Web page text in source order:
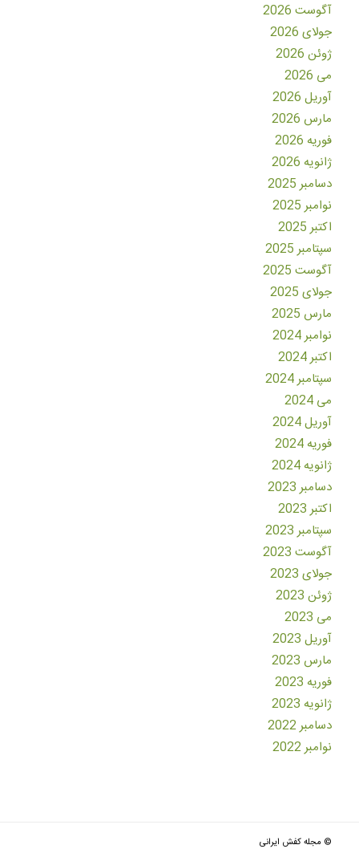
آگوست 2026
جولای 2026
ژوئن 2026
می 2026
آوریل 2026
مارس 2026
فوریه 2026
ژانویه 2026
دسامبر 2025
نوامبر 2025
اکتبر 2025
سپتامبر 2025
آگوست 2025
جولای 2025
مارس 2025
نوامبر 2024
اکتبر 2024
سپتامبر 2024
می 2024
آوریل 2024
فوریه 2024
ژانویه 2024
دسامبر 2023
اکتبر 2023
سپتامبر 2023
آگوست 2023
جولای 2023
ژوئن 2023
می 2023
آوریل 2023
مارس 2023
فوریه 2023
ژانویه 2023
دسامبر 2022
نوامبر 2022
© مجله کفش ایرانی